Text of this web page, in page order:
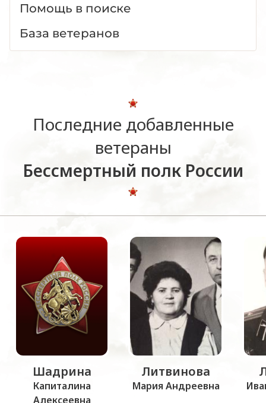
Помощь в поиске
База ветеранов
Последние добавленные
ветераны
Бессмертный полк России
Шадрина
Капиталина
Алексеевна
Литвинова
Мария Андреевна